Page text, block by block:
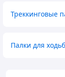
Треккинговые
Палки для